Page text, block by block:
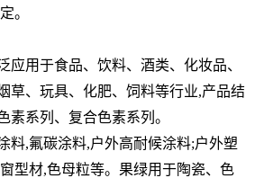
。
应用于食品、饮料、酒类、化妆品、
草、玩具、化肥、饲料等行业,产品结
素系列、复合色素系列。
料,氟碳涂料,户外高耐候涂料;户外塑
型材,色母粒等。果绿用于陶瓷、色